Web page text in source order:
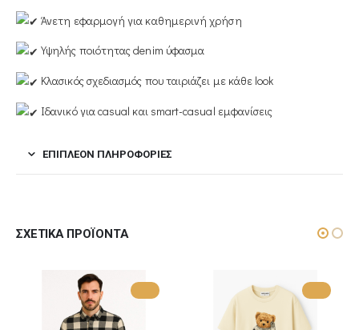
Άνετη εφαρμογή για καθημερινή χρήση
Υψηλής ποιότητας denim ύφασμα
Κλασικός σχεδιασμός που ταιριάζει με κάθε look
Ιδανικό για casual και smart-casual εμφανίσεις
ΕΠΙΠΛΈΟΝ ΠΛΗΡΟΦΟΡΊΕΣ
ΣΧΕΤΙΚΆ ΠΡΟΪΌΝΤΑ